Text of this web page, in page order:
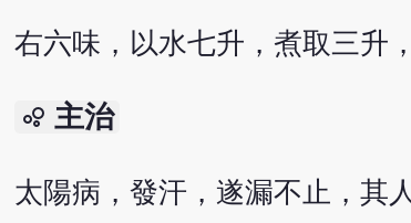
右六味，以水七升，煮取三升
bubble_chart 主治
太陽病，發汗，遂漏不止，其